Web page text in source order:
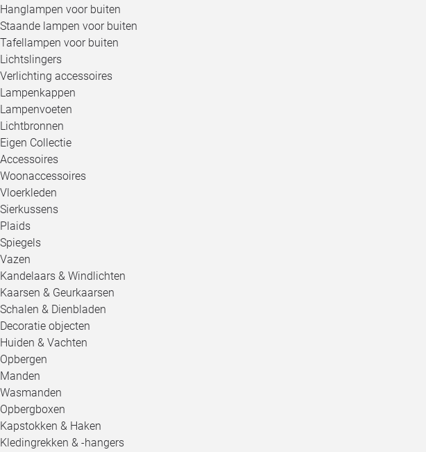
Hanglampen voor buiten
Staande lampen voor buiten
Tafellampen voor buiten
Lichtslingers
Verlichting accessoires
Lampenkappen
Lampenvoeten
Lichtbronnen
Eigen Collectie
Accessoires
Woonaccessoires
Vloerkleden
Sierkussens
Plaids
Spiegels
Vazen
Kandelaars & Windlichten
Kaarsen & Geurkaarsen
Schalen & Dienbladen
Decoratie objecten
Huiden & Vachten
Opbergen
Manden
Wasmanden
Opbergboxen
Kapstokken & Haken
Kledingrekken & -hangers